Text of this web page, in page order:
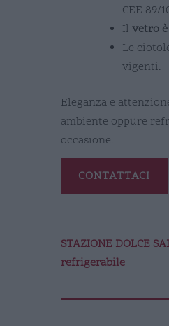
CEE 89/
Il vetro
Le
vigenti.
Eleganza e
ambiente oppure
occasione.
CONTATTACI
STAZIONE DOLCE
refrigerabile